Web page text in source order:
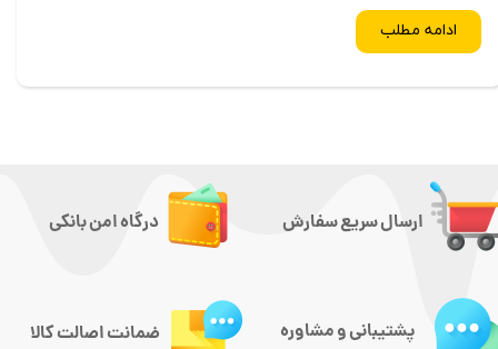
ادامه مطلب
ارسال سریع سفارش درگاه امن بانکی
پشتیبانی و مشاوره ضمانت اصالت کالا